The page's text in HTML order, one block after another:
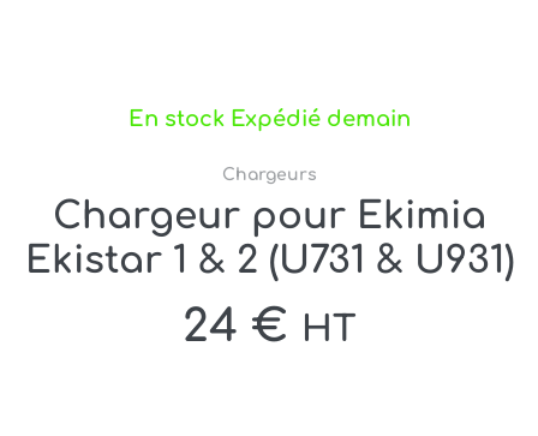
En stock Expédié demain
Chargeurs
Chargeur pour Ekimia
Ekistar 1 & 2 (U731 & U931)
24 € HT